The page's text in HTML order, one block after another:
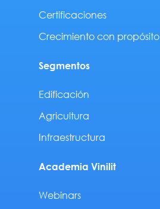
Certificaciones
Crecimiento con propósito
Segmentos
Edificación
Agricultura
Infraestructura
Academia Vinilit
Webinars